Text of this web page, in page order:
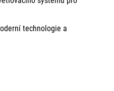
technologie a